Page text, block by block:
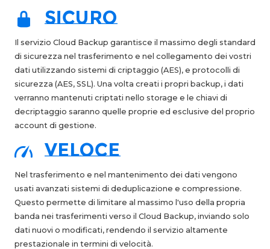
sicuro
Il servizio Cloud Backup garantisce il massimo degli standard
di sicurezza nel trasferimento e nel collegamento dei vostri
dati utilizzando sistemi di criptaggio (AES), e protocolli di
sicurezza (AES, SSL). Una volta creati i propri backup, i dati
verranno mantenuti criptati nello storage e le chiavi di
decriptaggio saranno quelle proprie ed esclusive del proprio
account di gestione.
veloce
Nel trasferimento e nel mantenimento dei dati vengono
usati avanzati sistemi di deduplicazione e compressione.
Questo permette di limitare al massimo l'uso della propria
banda nei trasferimenti verso il Cloud Backup, inviando solo
dati nuovi o modificati, rendendo il servizio altamente
prestazionale in termini di velocità.